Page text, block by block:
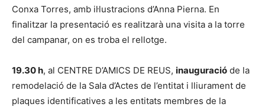
Conxa Torres, amb il·lustracions d’Anna Pierna. En
finalitzar la presentació es realitzarà una visita a la torre
del campanar, on es troba el rellotge.
19.30 h, al CENTRE D’AMICS DE REUS, inauguració de la
remodelació de la Sala d’Actes de l’entitat i lliurament de
plaques identificatives a les entitats membres de la